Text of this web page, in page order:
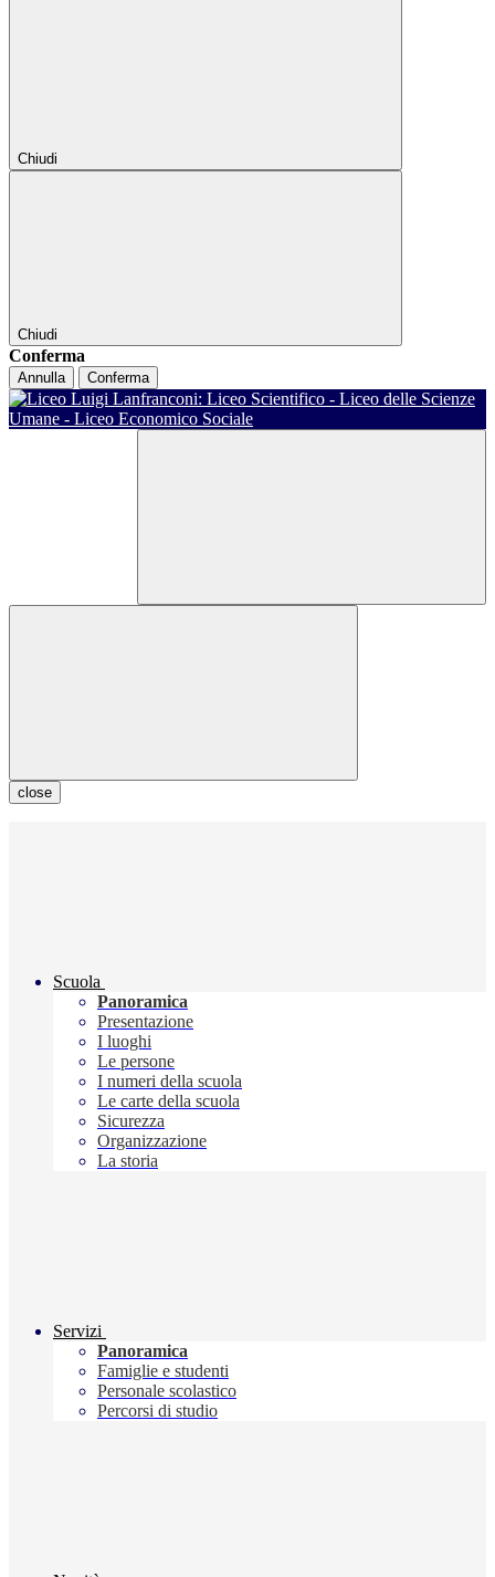
Chiudi
Chiudi
Conferma
Annulla Conferma
close
Scuola
Panoramica
Presentazione
I luoghi
Le persone
I numeri della scuola
Le carte della scuola
Sicurezza
Organizzazione
La storia
Servizi
Panoramica
Famiglie e studenti
Personale scolastico
Percorsi di studio